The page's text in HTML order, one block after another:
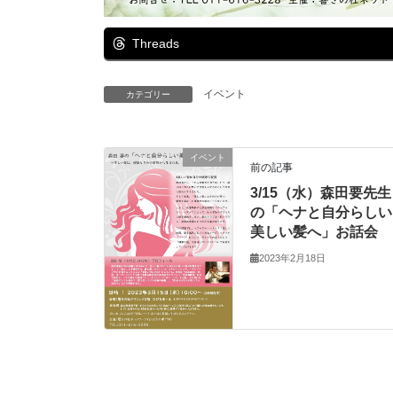
Threads
カテゴリー イベント
イベント
前の記事
3/15（水）森田要先生
の「ヘナと自分らしい
美しい髪へ」お話会
2023年2月18日